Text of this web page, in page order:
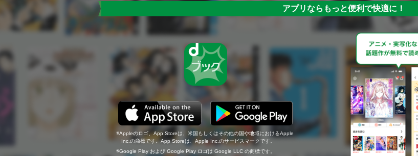
アプリならもっと便利で快適に！
Appleのロゴ、App Storeは、米国もしくはその他の国や地域におけるApple
Inc.の商標です。App Storeは、Apple Inc.のサービスマークです。
Google Play および Google Play ロゴは Google LLC の商標です。